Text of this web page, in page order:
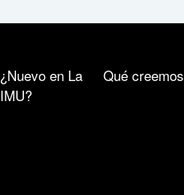
¿Nuevo en La
IMU?
Qué creemos